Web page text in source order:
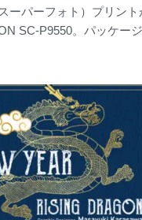
ーパーフォト）プリント
SC-P9550。パッケー